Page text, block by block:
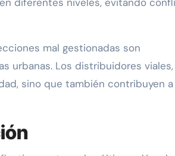
mal gestionadas son
urbanas. Los distribuidores viales,
sino que también contribuyen a